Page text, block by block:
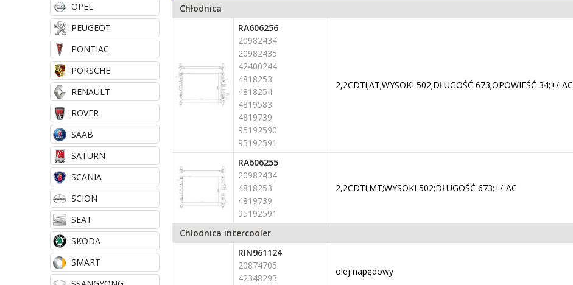
Chłodnica
RA606256
20982434
20982435
42400244
4818253
4818254
4819583
4819739
95192590
95192591
2,2CDTi;AT;WYSOKI 502;DŁUGOŚĆ 673;OPOWIEŚĆ 34;+/-AC
RA606255
20982434
4818253
4819739
95192591
2,2CDTi;MT;WYSOKI 502;DŁUGOŚĆ 673;+/-AC
Chłodnica intercooler
RIN961124
20874705
42348293
olej napędowy
OPEL
PEUGEOT
PONTIAC
PORSCHE
RENAULT
ROVER
SAAB
SATURN
SCANIA
SCION
SEAT
SKODA
SMART